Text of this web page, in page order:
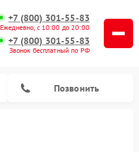
+7 (800) 301-55-83
Ежедневно, с 10:00 до 20:00
+7 (800) 301-55-83
Звонок бесплатный по РФ
Позвонить